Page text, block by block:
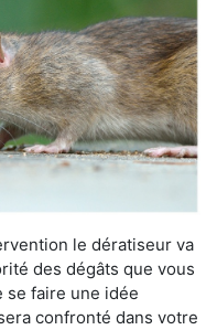
le dératiseur va
des dégâts que vous
se faire une idée
confronté dans votre